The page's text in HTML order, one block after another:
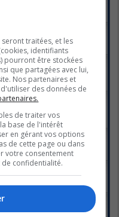
«sam. janv. 10, 2026 8:06 am
jeu. janv. 08, 2026 12:35 pm
1 … 22 23
à 21h - ICI Télé
- Radio-Canada
oct. 23, 2025 1:28 pm
oct. 07, 2025 2:17 pm
17, 2025 5:25 pm
traitées, et les
identifiants
pourront être stockées
que partagées avec lui,
Nos partenaires et
des données de
de traiter vos
base de l'intérêt
en gérant vos options
de cette page ou dans
votre consentement
confidentialité.